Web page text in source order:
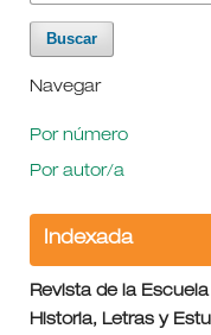
Navegar
Por número
Por autor/a
Indexada
Revista de la
Historia, Letras y